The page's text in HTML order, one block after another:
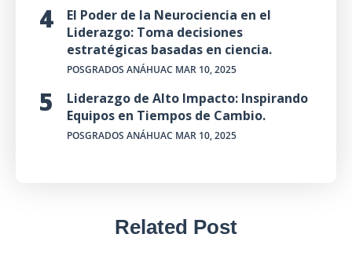
El Poder de la Neurociencia en el
Liderazgo: Toma decisiones
estratégicas basadas en ciencia.
POSGRADOS ANÁHUAC MAR 10, 2025
Liderazgo de Alto Impacto: Inspirando
Equipos en Tiempos de Cambio.
POSGRADOS ANÁHUAC MAR 10, 2025
Related Post